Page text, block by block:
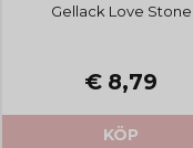
Gellack Love Stone
€ 8,79
KÖP